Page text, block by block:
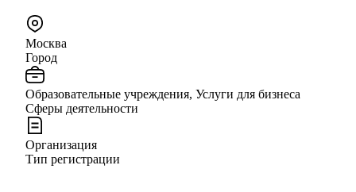
Москва
Город
Образовательные учреждения, Услуги для бизнеса
Сферы деятельности
Организация
Тип регистрации